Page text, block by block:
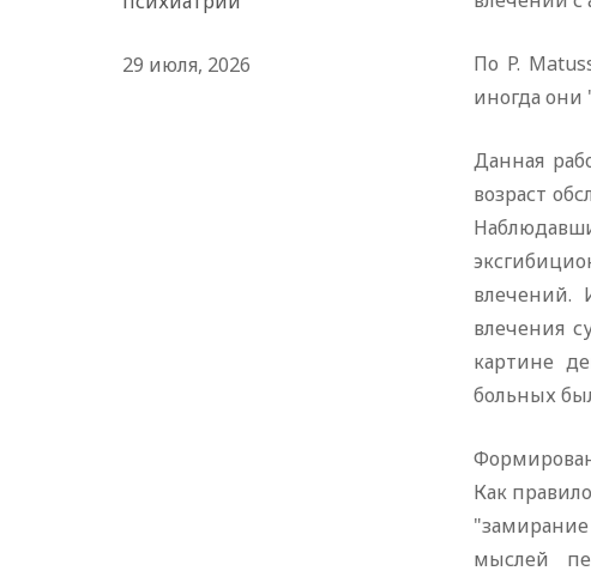
По P.
иногда они
Данная
возраст
влечений.
влечения
картине
больных
Как
мыслей
29 июля, 2026